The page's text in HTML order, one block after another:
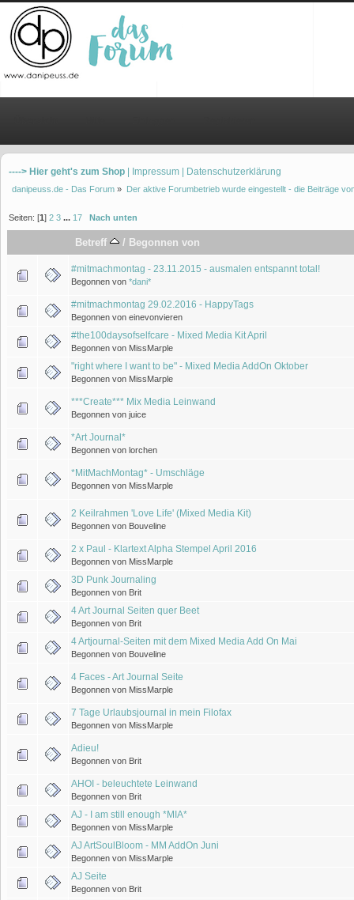
----> Hier geht's zum Shop | Impressum | Datenschutzerklärung
danipeuss.de - Das Forum » Der aktive Forumbetrieb wurde eingestellt - die Beiträge
Seiten: [1]2 3 ... 17 Nach unten
Betreff / Begonnen von
#mitmachmontag - 23.11.2015 - ausmalen entspannt total!
Begonnen von *dani*
#mitmachmontag 29.02.2016 - HappyTags
Begonnen von einevonvieren
#the100daysofselfcare - Mixed Media Kit April
Begonnen von MissMarple
"right where I want to be" - Mixed Media AddOn Oktober
Begonnen von MissMarple
***Create*** Mix Media Leinwand
Begonnen von juice
*Art Journal*
Begonnen von lorchen
*MitMachMontag* - Umschläge
Begonnen von MissMarple
2 Keilrahmen 'Love Life' (Mixed Media Kit)
Begonnen von Bouveline
2 x Paul - Klartext Alpha Stempel April 2016
Begonnen von MissMarple
3D Punk Journaling
Begonnen von Brit
4 Art Journal Seiten quer Beet
Begonnen von Brit
4 Artjournal-Seiten mit dem Mixed Media Add On Mai
Begonnen von Bouveline
4 Faces - Art Journal Seite
Begonnen von MissMarple
7 Tage Urlaubsjournal in mein Filofax
Begonnen von MissMarple
Adieu!
Begonnen von Brit
AHOI - beleuchtete Leinwand
Begonnen von Brit
AJ - I am still enough *MIA*
Begonnen von MissMarple
AJ ArtSoulBloom - MM AddOn Juni
Begonnen von MissMarple
AJ Seite
Begonnen von Brit